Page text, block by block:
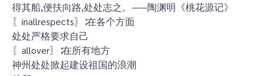
得其船,便扶向路,处处志之。——陶渊明《桃花源记》
〖inallrespects〗∶在各个方面
处处严格要求自己
〖allover〗∶在所有地方
神州处处掀起建设祖国的浪潮